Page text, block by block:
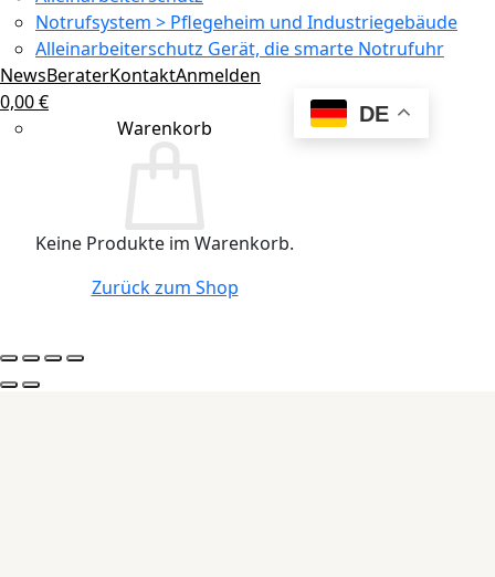
Notrufsystem > Pflegeheim und Industriegebäude
Alleinarbeiterschutz Gerät, die smarte Notrufuhr
NewsBeraterKontaktAnmelden
0,00€
Warenkorb
Keine Produkte im Warenkorb.
Zurück zum Shop
DE